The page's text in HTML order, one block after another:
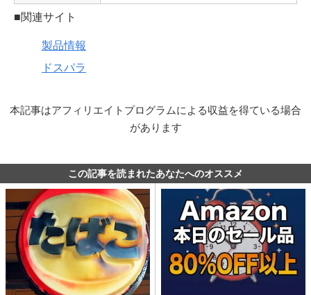
■関連サイト
製品情報
ドスパラ
本記事はアフィリエイトプログラムによる収益を得ている場合
があります
この記事を読まれたあなたへのオススメ